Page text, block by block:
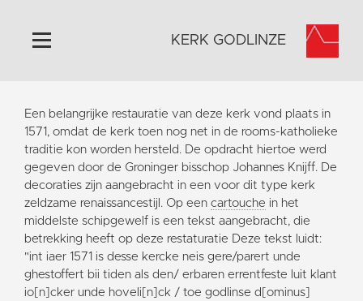
Home
Algemeen
Historie
Omgeving
Activiteiten
Steun ons
Contact
Vaktaal
KERK GODLINZE
Een belangrijke restauratie van deze kerk vond plaats in
1571, omdat de kerk toen nog net in de rooms-katholieke
traditie kon worden hersteld. De opdracht hiertoe werd
gegeven door de Groninger bisschop Johannes Knijff. De
decoraties zijn aangebracht in een voor dit type kerk
zeldzame renaissancestijl. Op een cartouche in het
middelste schipgewelf is een tekst aangebracht, die
betrekking heeft op deze restaturatie Deze tekst luidt:
"int iaer 1571 is desse kercke neis gere/parert unde
ghestoffert bii tiden als den/ erbaren errentfeste luit klant
io[n]cker unde hoveli[n]ck / toe godlinse d[ominus]